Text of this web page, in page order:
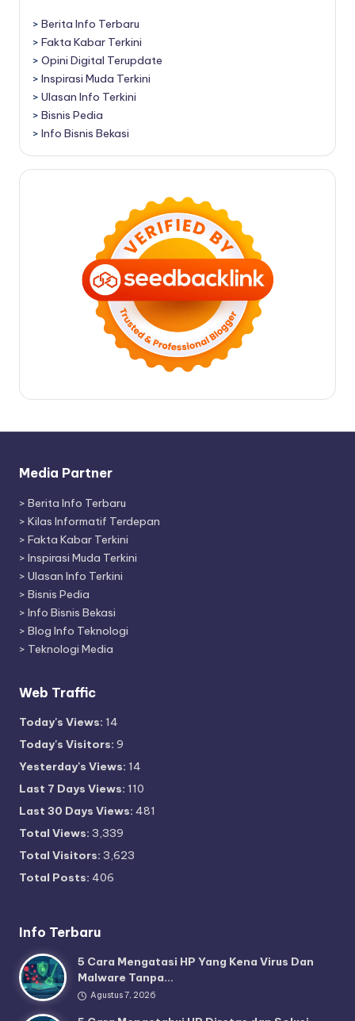
> Berita Info Terbaru
> Fakta Kabar Terkini
> Opini Digital Terupdate
> Inspirasi Muda Terkini
> Ulasan Info Terkini
> Bisnis Pedia
> Info Bisnis Bekasi
Media Partner
> Berita Info Terbaru
> Kilas Informatif Terdepan
> Fakta Kabar Terkini
> Inspirasi Muda Terkini
> Ulasan Info Terkini
> Bisnis Pedia
> Info Bisnis Bekasi
> Blog Info Teknologi
> Teknologi Media
Web Traffic
Today's Views: 14
Today's Visitors: 9
Yesterday's Views: 14
Last 7 Days Views: 110
Last 30 Days Views: 481
Total Views: 3,339
Total Visitors: 3,623
Total Posts: 406
Info Terbaru
5 Cara Mengatasi HP Yang Kena Virus Dan
Malware Tanpa…
Agustus 7, 2026